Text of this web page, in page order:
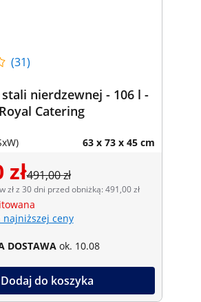
(31)
nierdzewnej - 106 l -
Catering
63 x 73 x 45 cm
zł491,00 zł
zł z 30 dni przed obniżką: 491,00 zł
najniższej ceny
DOSTAWA ok. 10.08
Dodaj do koszyka